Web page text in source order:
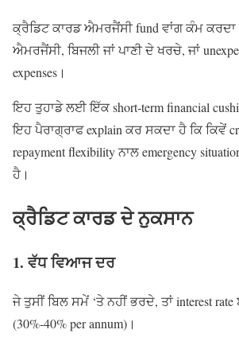
ਕ੍ਰੈਡਿਟ ਕਾਰਡ ਐਮਰਜੈਂਸੀ fund ਵਾਂਗ ਕੰਮ
ਐਮਰਜੈਂਸੀ, ਬਿਜਲੀ ਜਾਂ ਪਾਣੀ ਦੇ ਖਰਚੇ, ਜਾਂ
expenses।
ਇਹ ਤੁਹਾਡੇ ਲਈ ਇੱਕ short-term financial
ਇਹ ਪੈਰਾਗ੍ਰਾਫ explain ਕਰ ਸਕਦਾ ਹੈ ਕਿ ਕਿਵੇਂ
repayment flexibility ਨਾਲ emergency
ਹੈ।
ਕ੍ਰੈਡਿਟ ਕਾਰਡ ਦੇ ਨੁਕਸਾਨ
1. ਵੱਧ ਵਿਆਜ ਦਰ
ਜੇ ਤੁਸੀਂ ਬਿਲ ਸਮੇਂ ‘ਤੇ ਨਹੀਂ ਭਰਦੇ, ਤਾਂ interest
(30%-40% per annum)।